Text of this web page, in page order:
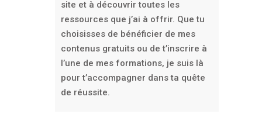
site et à découvrir toutes les
ressources que j’ai à offrir. Que tu
choisisses de bénéficier de mes
contenus gratuits ou de t’inscrire à
l’une de mes formations, je suis là
pour t’accompagner dans ta quête
de réussite.